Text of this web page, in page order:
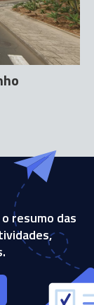
resumo das